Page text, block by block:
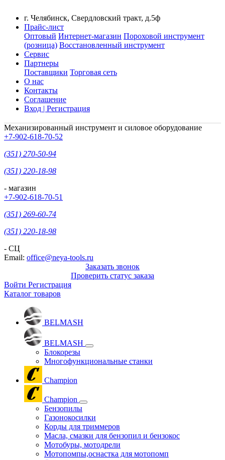
г. Челябинск, Свердловский тракт, д.5ф
Прайс-лист
Оптовый Интернет-магазин Пороховой инструмент
(розница) Восстановленный инструмент
Сервис
Партнеры
Поставщики Торговая сеть
О нас
Контакты
Соглашение
Вход | Регистрация
Механизированный инструмент и силовое оборудование
+7-902-618-70-52
(351) 270-50-94
(351) 220-18-98
- магазин
+7-902-618-70-51
(351) 269-60-74
(351) 220-18-98
- СЦ
Email: office@neya-tools.ru
Заказать звонок
Проверить статус заказа
Войти Регистрация
Каталог товаров
BELMASH
BELMASH
Блокорезы
Многофункциональные станки
Champion
Champion
Бензопилы
Газонокосилки
Корды для триммеров
Масла, смазки для бензопил и бензокос
Мотобуры, мотодрели
Мотопомпы,оснастка для мотопомп